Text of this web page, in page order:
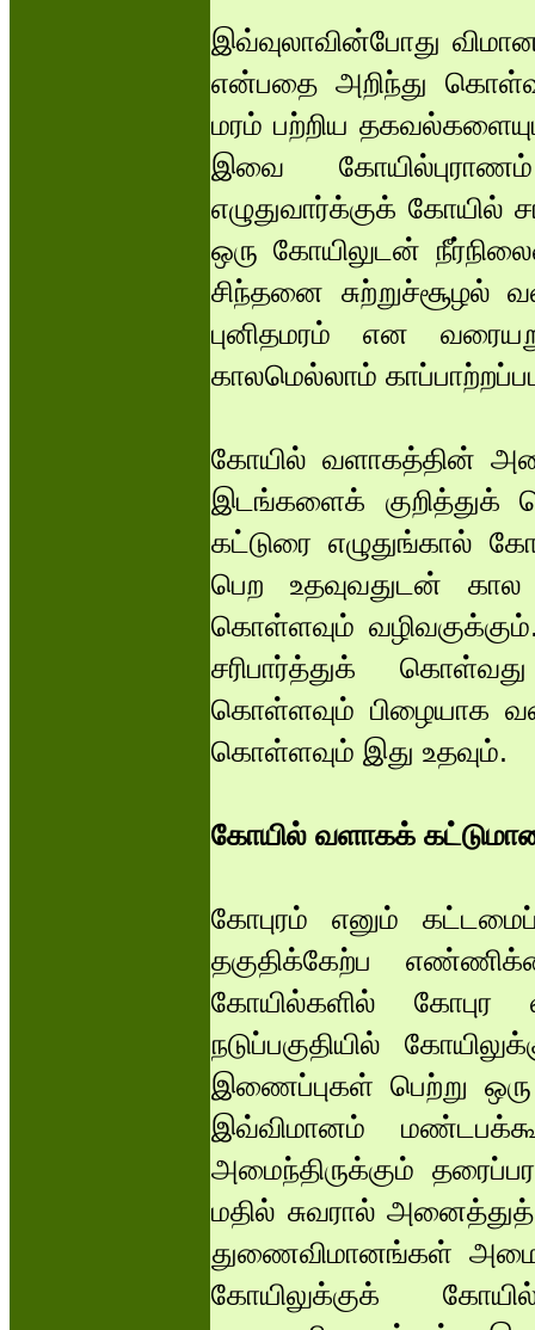
இவ்வுலாவின்போது
என்பதை அறிந்து
மரம் பற்றிய
இவை
எழுதுவார்க்குக்
ஒரு கோயிலுடன்
சிந்தனை சுற்றுச்சூழல்
புனிதமரம் என
காலமெல்லாம்
கோயில் வளாகத்தின்
இடங்களைக் குறித்துக்
கட்டுரை எழுதுங்கால்
பெற உதவுவதுடன்
கொள்ளவும்
சரிபார்த்துக்
கொள்ளவும் பிழையாக
கொள்ளவும் இது உதவும்.
கோயில் வளாகக்
கோபுரம் எனும்
தகுதிக்கேற்ப
கோயில்களில் கோபுர
நடுப்பகுதியில்
இணைப்புகள் பெற்று
இவ்விமானம்
அமைந்திருக்கும்
மதில் சுவரால் அனைத்துத்
துணைவிமானங்கள்
கோயிலுக்குக்